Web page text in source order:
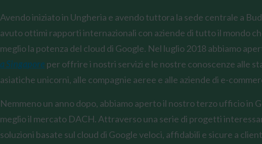
Avendo iniziato in Ungheria e avendo tuttora la sede centrale a
avuto ottimi rapporti internazionali con aziende di tutto il mondo
meglio la potenza del cloud di Google. Nel luglio 2018 abbiamo
a Singapore per offrire i nostri servizi e le nostre conoscenze alle
asiatiche unicorni, alle compagnie aeree e alle aziende di e-
Nemmeno un anno dopo, abbiamo aperto il nostro terzo ufficio in
meglio il mercato DACH. Attraverso una serie di progetti
soluzioni basate sul cloud di Google veloci, affidabili e sicure a